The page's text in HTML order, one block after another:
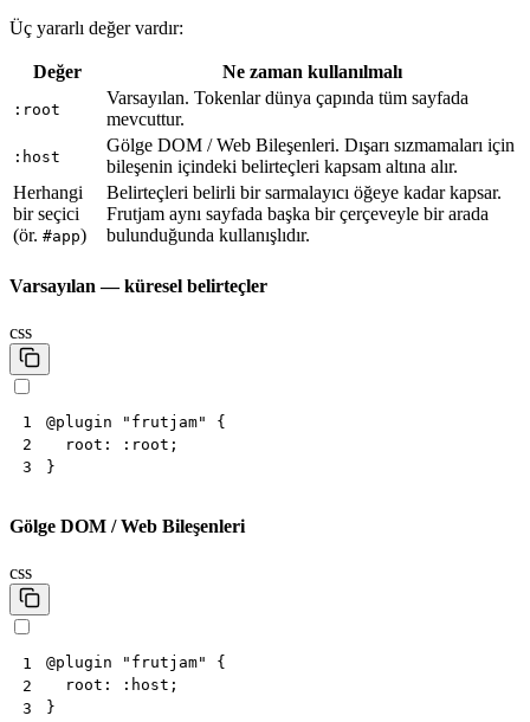
Üç yararlı değer vardır:
Değer Ne zaman kullanılmalı
:root
Varsayılan. Tokenlar dünya çapında tüm sayfada
mevcuttur.
:host
Gölge DOM / Web Bileşenleri. Dışarı sızmamaları için
bileşenin içindeki belirteçleri kapsam altına alır.
Herhangi
bir seçici
(ör. #app)
Belirteçleri belirli bir sarmalayıcı öğeye kadar kapsar.
Frutjam aynı sayfada başka bir çerçeveyle bir arada
bulunduğunda kullanışlıdır.
Varsayılan — küresel belirteçler
css
1
2
3
@plugin "frutjam"
{
root : : root ;
}
Gölge DOM / Web Bileşenleri
css
1
2
3
@plugin "frutjam"
{
root : : host ;
}